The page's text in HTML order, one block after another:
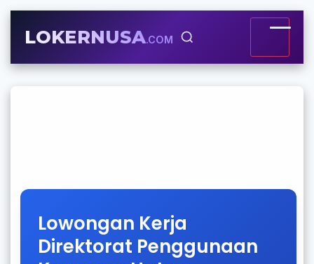
LOKERNUSA.COM
Lowongan Kerja
Direktorat Penggunaan